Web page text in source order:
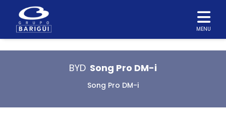
MENU
BYD Song Pro DM-i
Song Pro DM-i